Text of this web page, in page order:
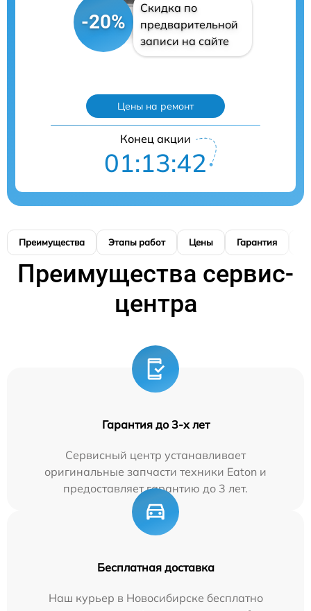
-20%
Скидка по
предварительной
записи на сайте
Цены на ремонт
Конец акции
01:13:41
Преимущества Этапы работ Цены Гарантия
Преимущества сервис-
центра
Гарантия до 3-х лет
Сервисный центр устанавливает
оригинальные запчасти техники Eaton и
предоставляет гарантию до 3 лет.
Бесплатная доставка
Наш курьер в Новосибирске бесплатно